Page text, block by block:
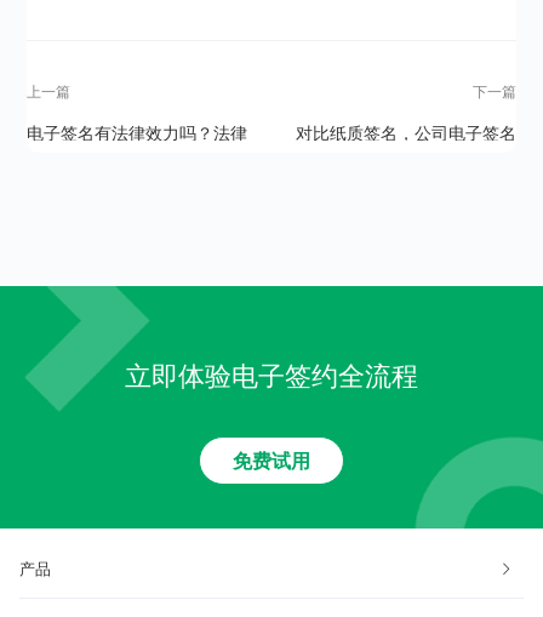
上一篇
电子签名有法律效力吗？法律
下一篇
对比纸质签名，公司电子签名
立即体验电子签约全流程
免费试用
产品